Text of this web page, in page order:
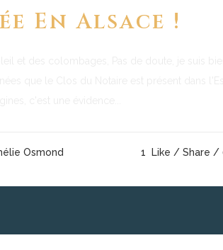
En Alsace !
Osmond 1 Like Share